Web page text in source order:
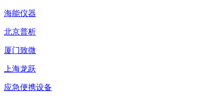
海能仪器
北京普析
厦门致微
上海龙跃
应急便携设备